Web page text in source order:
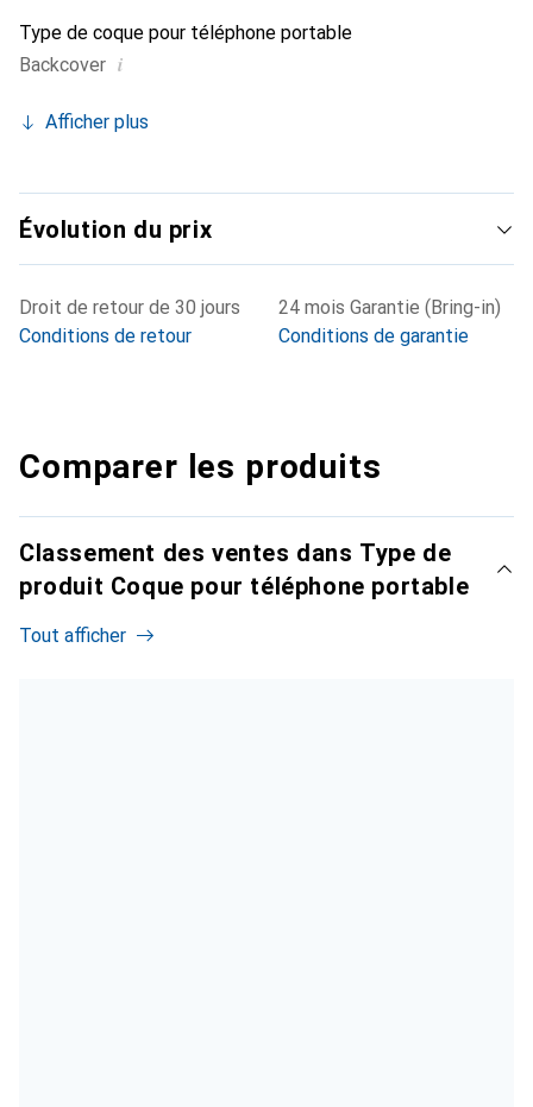
Type de coque pour téléphone portable
Backcover i
Afficher plus
Évolution du prix
Droit de retour de 30 jours
Conditions de retour
24 mois Garantie (Bring-in)
Conditions de garantie
Comparer les produits
Classement des ventes dans Type de
produit Coque pour téléphone portable
Tout afficher